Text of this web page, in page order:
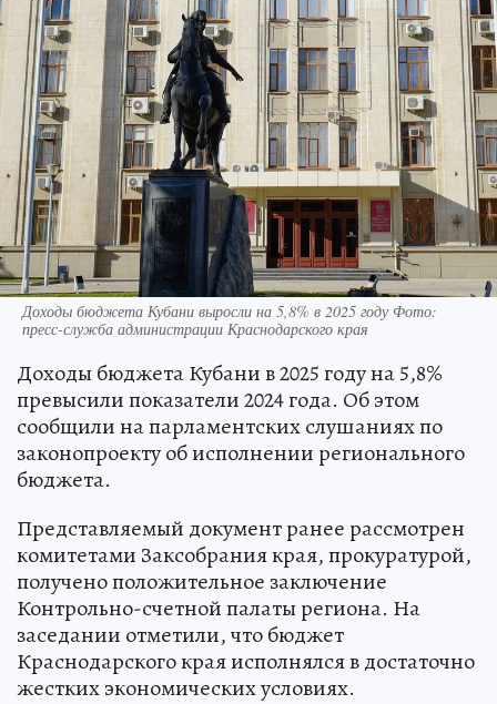
Доходы бюджета Кубани выросли на 5,8% в 2025 году Фото:
пресс-служба администрации Краснодарского края
Доходы бюджета Кубани в 2025 году на 5,8%
превысили показатели 2024 года. Об этом
сообщили на парламентских слушаниях по
законопроекту об исполнении регионального
бюджета.
Представляемый документ ранее рассмотрен
комитетами Заксобрания края, прокуратурой,
получено положительное заключение
Контрольно-счетной палаты региона. На
заседании отметили, что бюджет
Краснодарского края исполнялся в достаточно
жестких экономических условиях.